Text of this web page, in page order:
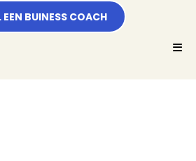
EEN BUINESS COACH